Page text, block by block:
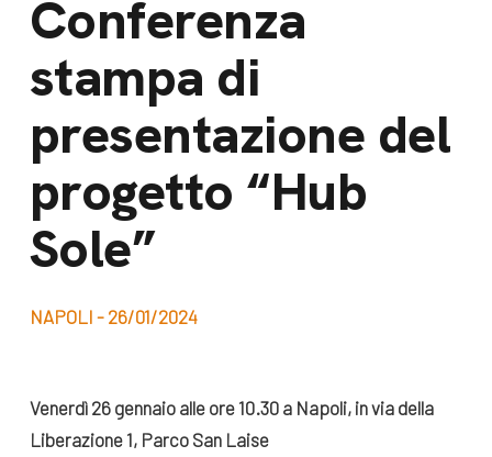
Conferenza
stampa di
presentazione del
progetto “Hub
Sole”
NAPOLI - 26/01/2024
Venerdì 26 gennaio alle ore 10.30 a Napoli, in via della
Liberazione 1, Parco San Laise
Lavora con noi
Bilancio di
missione
News e
appuntamenti
News
dal Sud
pubblicazioni
Docufilm
Seguici sui social: